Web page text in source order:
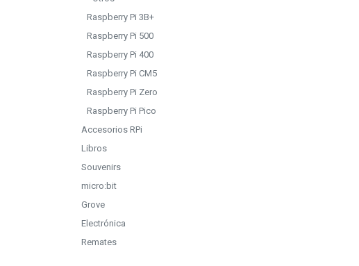
Raspberry Pi 3B+
Raspberry Pi 500
Raspberry Pi 400
Raspberry Pi CM5
Raspberry Pi Zero
Raspberry Pi Pico
Accesorios RPi
Libros
Souvenirs
micro:bit
Grove
Electrónica
Remates